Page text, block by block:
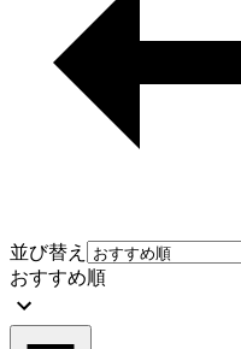
並び替え
おすすめ順